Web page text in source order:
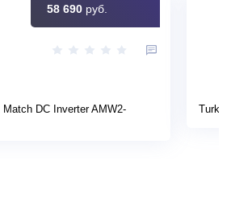
58 690 руб.
DC Inverter AMW2-